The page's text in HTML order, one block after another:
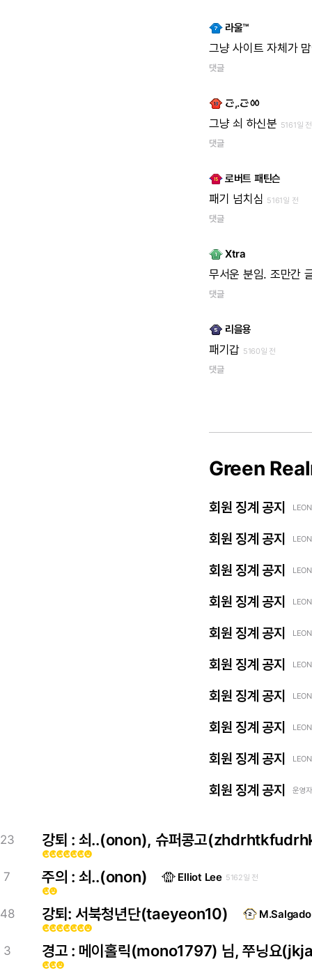
라울™
그냥 사이트 자체가
댓글
ご,.ごㆀ
그냥 쇠 하신분 5161일 전
댓글
로버트 패틴슨
패기 넘치심 5161일 전
댓글
Xtra
무서운 분임. 조만간
댓글
리을용
패기갑 5160일 전
댓글
Green
회원 징계 공지
회원 징계 공지
회원 징계 공지
회원 징계 공지
회원 징계 공지
회원 징계 공지
회원 징계 공지
회원 징계 공지
회원 징계 공지
회원 징계 공지 운영
23
emoji_emotionsemoji_emotionsemoji_emotionsemoji_emotionsemoji_emotionsemoji_emotionsemoji_emotions
강퇴 : 쇠..(onon), 슈퍼콩고
7
emoji_emotionsemoji_emotions
주의 : 쇠..(onon) Elliot Lee 5162일 전
48
emoji_emotionsemoji_emotionsemoji_emotionsemoji_emotionsemoji_emotionsemoji_emotionsemoji_emotions
강퇴: 서북청년단(taeyeon10) M.Salgado
3
emoji_emotionsemoji_emotionsemoji_emotions
경고 : 메이홀릭(mono1797) 님, 쭈닝요